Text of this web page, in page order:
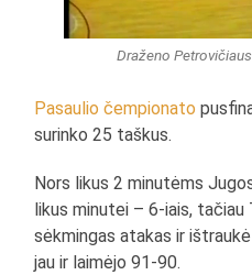
Draženo
Pasaulio čempionato
surinko 25 taškus.
Nors likus 2 minutėms
likus minutei – 6-iais, tačiau
sėkmingas atakas ir
jau ir laimėjo 91-90.